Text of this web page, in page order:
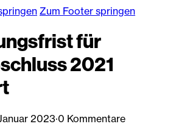
Zum Footer springen
für
2021
2023·0 Kommentare